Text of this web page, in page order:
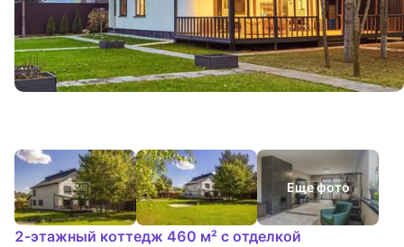
Еще фото
2-этажный коттедж 460 м² с отделкой